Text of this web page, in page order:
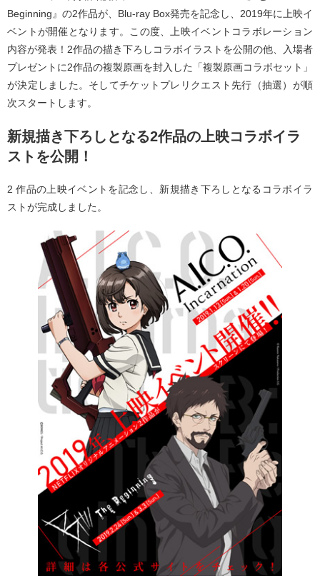
Beginning』の2作品が、Blu-ray Box発売を記念し、2019年に上映イ
ベントが開催となります。この度、上映イベントコラボレーション
内容が発表！2作品の描き下ろしコラボイラストを公開の他、入場者
プレゼントに2作品の複製原画を封入した「複製原画コラボセット」
が決定しました。そしてチケットプレリクエスト先行（抽選）が順
次スタートします。
新規描き下ろしとなる2作品の上映コラボイラ
ストを公開！
2 作品の上映イベントを記念し、新規描き下ろしとなるコラボイラ
ストが完成しました。